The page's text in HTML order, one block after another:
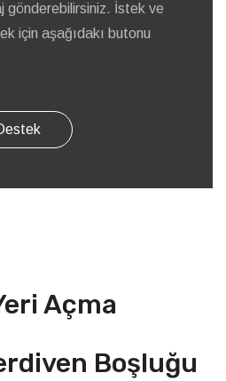
gönderebilirsiniz. İstek ve
için aşağıdakı butonu
Açma
Boşluğu